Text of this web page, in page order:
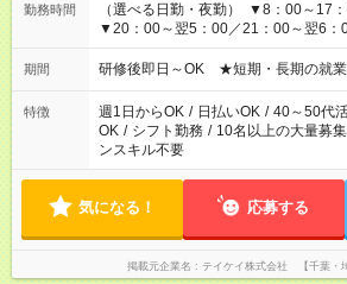
勤務時間
（選べる日勤・夜勤） ▼8：00～17
▼20：00～翌5：00／21：00～翌6：
期間 研修後即日～OK ★短期・長期の就業
特徴 週1日からOK / 日払いOK / 40～50代
OK / シフト勤務 / 10名以上の大量募集
ンスキル不要
気になる！ 応募する
掲載元企業名 テイケイ株式会社 【千葉・